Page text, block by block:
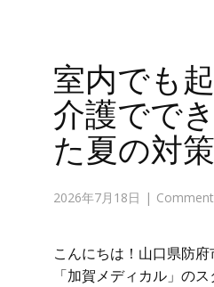
室内でも
介護でで
た夏の対策
2026年7月18日
こんにちは！山口県防
「加賀メディカル」の